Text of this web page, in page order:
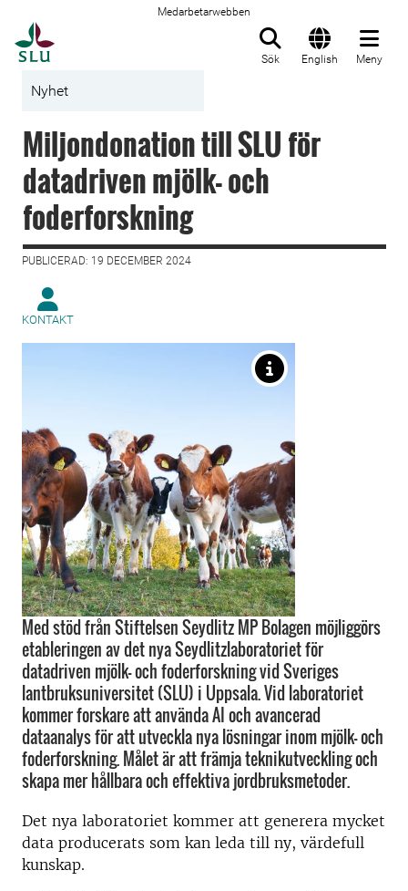
Medarbetarwebben
Sök English Meny
Nyhet
Miljondonation till SLU för
datadriven mjölk- och
foderforskning
PUBLICERAD: 19 DECEMBER 2024
KONTAKT
Med stöd från Stiftelsen Seydlitz MP Bolagen möjliggörs
etableringen av det nya Seydlitzlaboratoriet för
datadriven mjölk- och foderforskning vid Sveriges
lantbruksuniversitet (SLU) i Uppsala. Vid laboratoriet
kommer forskare att använda AI och avancerad
dataanalys för att utveckla nya lösningar inom mjölk- och
foderforskning. Målet är att främja teknikutveckling och
skapa mer hållbara och effektiva jordbruksmetoder.
Det nya laboratoriet kommer att generera mycket
data producerats som kan leda till ny, värdefull
kunskap.